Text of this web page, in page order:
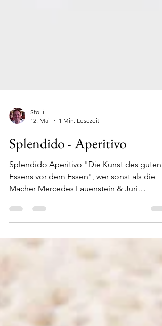
12. Mai
1 Min. Lesezeit
Splendido - Aperitivo
Splendido Aperitivo "Die Kunst des guten
Essens vor dem Essen", wer sonst als die
Macher Mercedes Lauenstein & Juri
Lebensart schreiben. Aperitivo habe ich wie
auch regelmäßig zu Hause... ...das Buch ist
wunderschön mit tollen Bildern gestaltet
und gliedert sich über die Geschichte mit
Aperitive-Drinks, ob alkoholisch